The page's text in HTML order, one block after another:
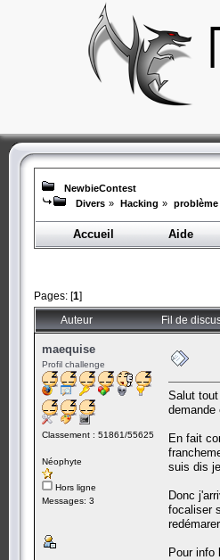
NewbieContest
Divers » Hacking »
Accueil Aide
Pages: [1]
Auteur Fil de
maequise
Profil challenge
Classement : 51861/55625
Néophyte
Hors ligne
Messages: 3
Salut
demande
En fait
suis dis
Donc
focaliser
Pour info